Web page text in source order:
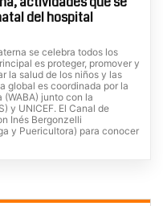
del hospital
se celebra todos los
es proteger, promover y
la salud de los niños y las
global es coordinada por la
junto con la
y UNICEF. El Canal de
Inés Bergonzelli
y Puericultora) para conocer